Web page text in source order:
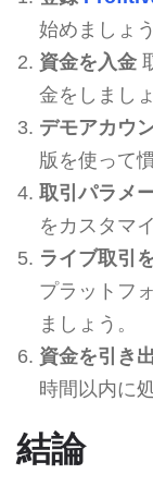
始めましょう
資金を入金
金をしましょ
デモアカウ
版を使って
取引パラメ
をカスタマ
ライブ取引
プラットフ
ましょう。
資金を引き
時間以内に
結論